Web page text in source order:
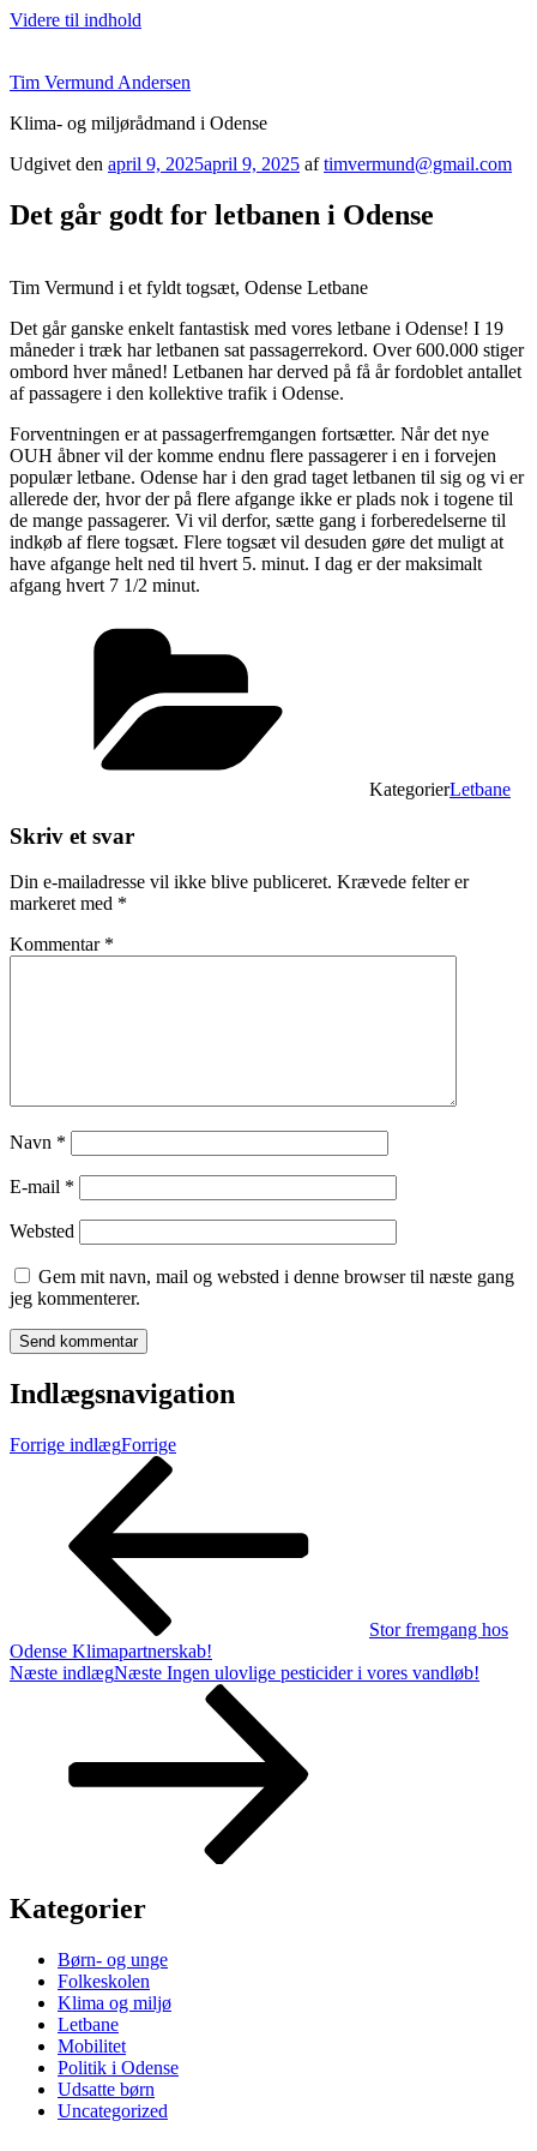
Videre til indhold
Tim Vermund Andersen
Klima- og miljørådmand i Odense
Udgivet den april 9, 2025april 9, 2025 aftimvermund@gmail.com
Det går godt for letbanen i Odense
Tim Vermund i et fyldt togsæt, Odense Letbane
Det går ganske enkelt fantastisk med vores letbane i Odense! I 19
måneder i træk har letbanen sat passagerrekord. Over 600.000 stiger
ombord hver måned! Letbanen har derved på få år fordoblet antallet
af passagere i den kollektive trafik i Odense.
Forventningen er at passagerfremgangen fortsætter. Når det nye
OUH åbner vil der komme endnu flere passagerer i en i forvejen
populær letbane. Odense har i den grad taget letbanen til sig og vi er
allerede der, hvor der på flere afgange ikke er plads nok i togene til
de mange passagerer. Vi vil derfor, sætte gang i forberedelserne til
indkøb af flere togsæt. Flere togsæt vil desuden gøre det muligt at
have afgange helt ned til hvert 5. minut. I dag er der maksimalt
afgang hvert 7 1/2 minut.
KategorierLetbane
Skriv et svar
Din e-mailadresse vil ikke blive publiceret. Krævede felter er
markeret med *
Kommentar *
Navn *
E-mail *
Websted
Gem mit navn, mail og websted i denne browser til næste gang
jeg kommenterer.
Indlægsnavigation
Forrige indlægForrige
Stor fremgang hos
Odense Klimapartnerskab!
Næste indlægNæste Ingen ulovlige pesticider i vores vandløb!
Kategorier
Børn- og unge
Folkeskolen
Klima og miljø
Letbane
Mobilitet
Politik i Odense
Udsatte børn
Uncategorized